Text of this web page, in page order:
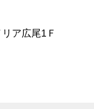
リア広尾1Ｆ